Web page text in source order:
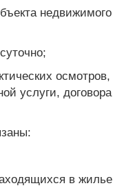
недвижимого
осмотров,
услуги, договора
в жилье